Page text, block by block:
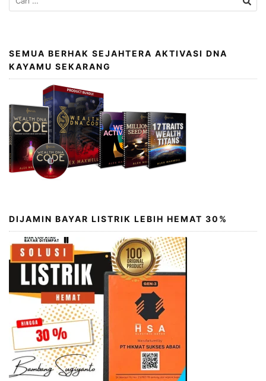
SEMUA BERHAK SEJAHTERA AKTIVASI DNA
KAYAMU SEKARANG
DIJAMIN BAYAR LISTRIK LEBIH HEMAT 30%